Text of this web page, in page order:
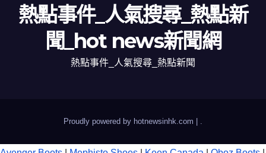
熱點事件_人氣搜尋_熱點新
聞_hot news新聞網
熱點事件_人氣搜尋_熱點新聞
Proudly powered by hotnewsinhk.com |